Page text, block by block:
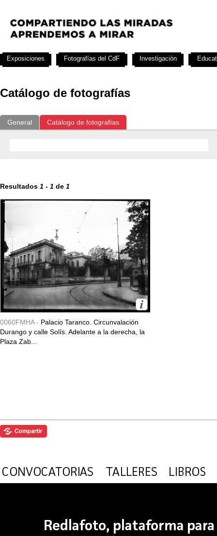
Catálogo de fotografías
General Catálogo de fotografías
Resultados 1 - 1 de 1
0060FMHA - Palacio Taranco. Circunvalación
Durango y calle Solís. Adelante a la derecha, la
Plaza Zab...
Exposiciones Fotografías del CdF Investigación